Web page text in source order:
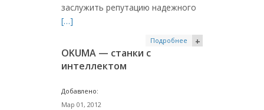
заслужить репутацию надежного
[…]
Подробнее +
OKUMA — станки с
интеллектом
Добавлено:
Мар 01, 2012